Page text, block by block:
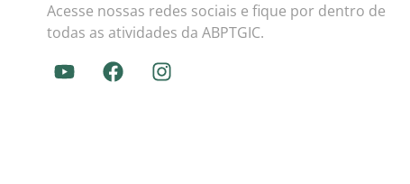
Acesse nossas redes sociais e fique por dentro de
todas as atividades da ABPTGIC.